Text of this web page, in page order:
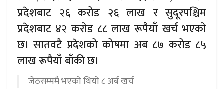
प्रदेशबाट २६ करोड २६ लाख र सुदूरपश्चिम
प्रदेशबाट ४२ करोड ८८ लाख रूपैयाँ खर्च भएको
छ। सातवटै प्रदेशको कोषमा अब ८७ करोड ८५
लाख रूपैयाँ बाँकी छ।
जेठसम्ममै भएको थियो ८ अर्ब खर्च